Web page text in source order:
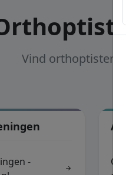
Vind orthoptisten
-